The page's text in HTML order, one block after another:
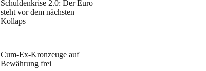
Schuldenkrise 2.0: Der Euro
steht vor dem nächsten
Kollaps
Cum-Ex-Kronzeuge auf
Bewährung frei